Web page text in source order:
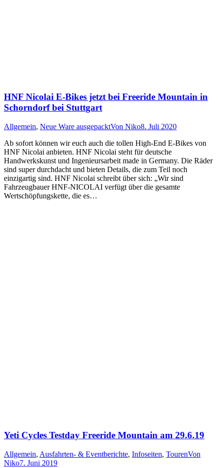
HNF Nicolai E-Bikes jetzt bei Freeride Mountain in
Schorndorf bei Stuttgart
Allgemein, Neue Ware ausgepacktVon Niko8. Juli 2020
Ab sofort können wir euch auch die tollen High-End E-Bikes von
HNF Nicolai anbieten. HNF Nicolai steht für deutsche
Handwerkskunst und Ingenieursarbeit made in Germany. Die Räder
sind super durchdacht und bieten Details, die zum Teil noch
einzigartig sind. HNF Nicolai schreibt über sich: „Wir sind
Fahrzeugbauer HNF-NICOLAI verfügt über die gesamte
Wertschöpfungskette, die es…
Yeti Cycles Testday Freeride Mountain am 29.6.19
Allgemein, Ausfahrten- & Eventberichte, Infoseiten, TourenVon
Niko7. Juni 2019